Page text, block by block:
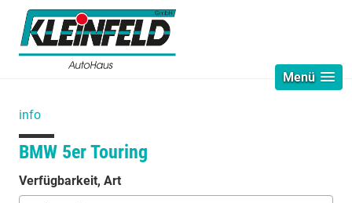
Menü
info
BMW 5er Touring
Verfügbarkeit, Art